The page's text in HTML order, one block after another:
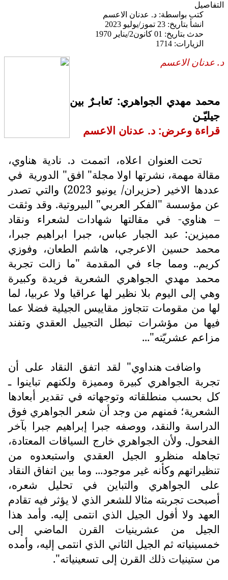
التفاصيل
كتب بواسطة: د. عدنان الاعسم
انشأ بتاريخ: 23 تموز/يوليو 2023
حدث بتاريخ: 01 كانون2/يناير 1970
الزيارات: 1714
د. عدنان الاعسم
محمد مهدي الجواهري: تَعابـرٌ بين
جيليّـن
قراءة وعرض: د. عدنان الاعسم
تحت العنوان اعلاه، اتممت د. نادية هناوي،
مقالة مهمة، نشرتها اولا مجلة" افق" الدورية في
عددها الاخير (حزيران/ يونيو 2023) والتي تصدر
عن مؤسسة "الفكر العربي" البيروتية. وقد وثقت
– هناوي- في مقالتها شهادات لشعراء ونقاد
مميزين: عبد الجبار عباس، جبرا ابراهيم جبرا،
محمد حسين الاعرجي، هاشم الطعان، وفوزي
كريم.. ومما جاء في المقدمة "ما زالت تجربة
محمد مهدي الجواهري الشعرية فريدة وكبيرة
وهي إلى اليوم بلا نظير لها عراقيا ولا عربيا، لما
لها من مقومات تتجاوز مقاييس الجيلية فضلا عما
فيها من مؤشرات تبطل التجييل العقدي وتفند
مزاعم عشريّته"...
واضافت هنداوي" لقد اتفق النقاد على أن
تجربة الجواهري كبيرة ومميزة ولكنهم تباينوا ـ
كل بحسب منطلقاته وتوجهاته في تقدير أبعادها
الشعرية؛ فمنهم من وجد أن شعر الجواهري فوق
الدراسة والنقد، ووصفه جبرا إبراهيم جبرا بآخر
الفحول. ولأن الجواهري خارج السياقات المعتادة،
تجاهله منظرو الجيل العقدي واستبعدوه من
تنظيراتهم وكأنه غير موجود... وما بين اتفاق النقاد
على الجواهري والتباين في تحليل شعره،
أصبحت تجربته مثالا للشعر الذي لا يؤثر فيه تقادم
العهد ولا أفول الجيل الذي انتمى إليه. وأمد هذا
الجيل من عشرينيات القرن الماضي إلى
خمسينياته ثم الجيل الثاني الذي انتمى إليه، وأمده
من ستينيات ذلك القرن إلى تسعينياته".